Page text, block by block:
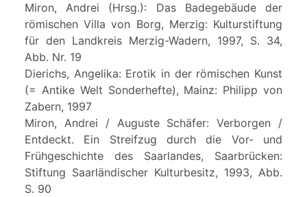
Miron, Andrei (Hrsg.): Das Badegebäude der
römischen Villa von Borg, Merzig: Kulturstiftung
für den Landkreis Merzig-Wadern, 1997, S. 34,
Abb. Nr. 19
Dierichs, Angelika: Erotik in der römischen Kunst
(= Antike Welt Sonderhefte), Mainz: Philipp von
Zabern, 1997
Miron, Andrei / Auguste Schäfer: Verborgen /
Entdeckt. Ein Streifzug durch die Vor- und
Frühgeschichte des Saarlandes, Saarbrücken:
Stiftung Saarländischer Kulturbesitz, 1993, Abb.
S. 90